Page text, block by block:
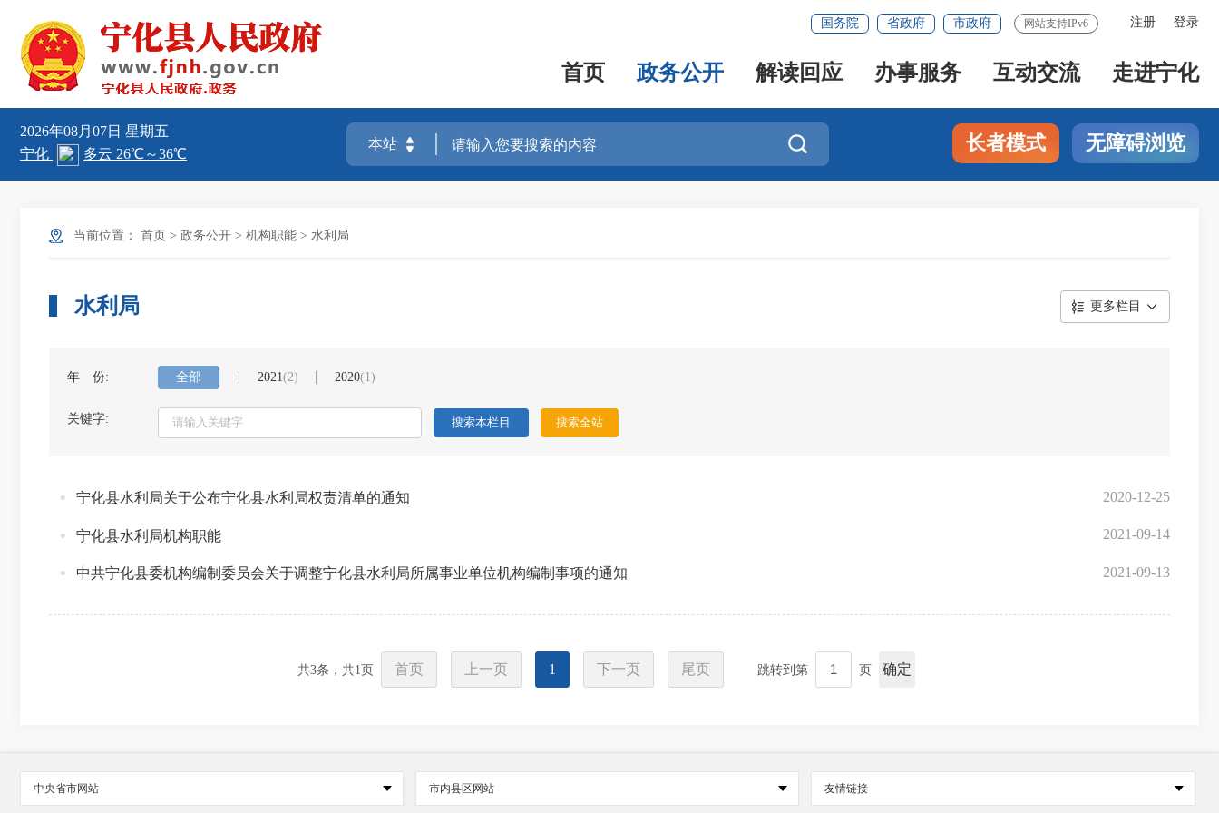
注册 登录
国务院 省政府 市政府 网站支持IPv6
首页 政务公开 解读回应 办事服务 互动交流 走进宁化
2026年08月07日 星期五
 长者模式 无障碍浏览
当前位置： 首页 > 政务公开 > 机构职能 > 水利局
水利局 更多栏目
年 份: 全部 2021(2) 2020(1)
关键字:
2020-12-25
宁化县水利局关于公布宁化县水利局权责清单的通知
2021-09-14
宁化县水利局机构职能
2021-09-13
中共宁化县委机构编制委员会关于调整宁化县水利局所属事业单位机构编制事项的通知
共3条，共1 页 首页 上一页 1 下一页 尾页 跳转到第 页 确定
中央省市网站 市内县区网站 友情链接